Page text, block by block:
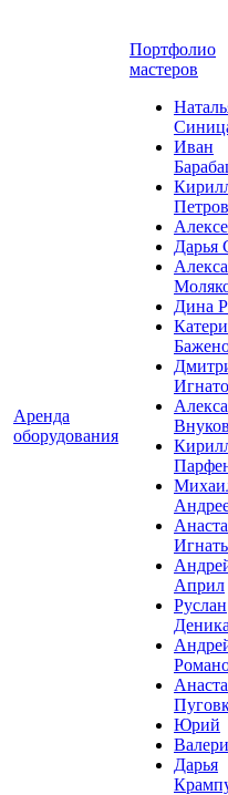
Аренда
оборудования
Портфолио
мастеров
Иван
Петров
Дарья
Дина
Април
Руслан
Юрий
Дарья